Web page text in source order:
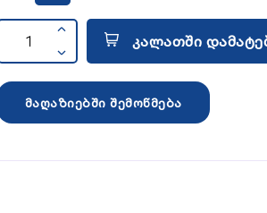
კალათში
მაღაზიებში შემოწმება